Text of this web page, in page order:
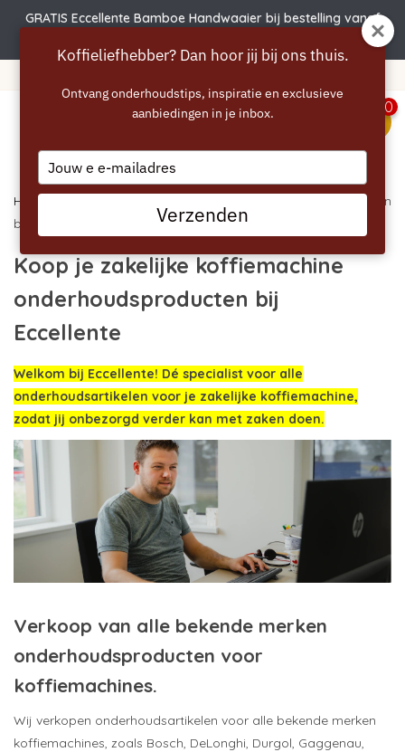
GRATIS Eccellente Bamboe Handwaaier bij bestelling vanaf
0
Home
/ Koop je zakelijke koffiemachine onderhoudsproducten
bij Eccellente
Koop je zakelijke koffiemachine
onderhoudsproducten bij
Eccellente
Welkom bij Eccellente! Dé specialist voor alle
onderhoudsartikelen voor je zakelijke koffiemachine,
zodat jij onbezorgd verder kan met zaken doen.
Verkoop van alle bekende merken
onderhoudsproducten voor
koffiemachines.
Wij verkopen onderhoudsartikelen voor alle bekende merken
koffiemachines, zoals Bosch, DeLonghi, Durgol, Gaggenau,
Koffieliefhebber? Dan hoor jij bij ons thuis.
Ontvang onderhoudstips, inspiratie en exclusieve
aanbiedingen in je inbox.
Type
your
email
Verzenden